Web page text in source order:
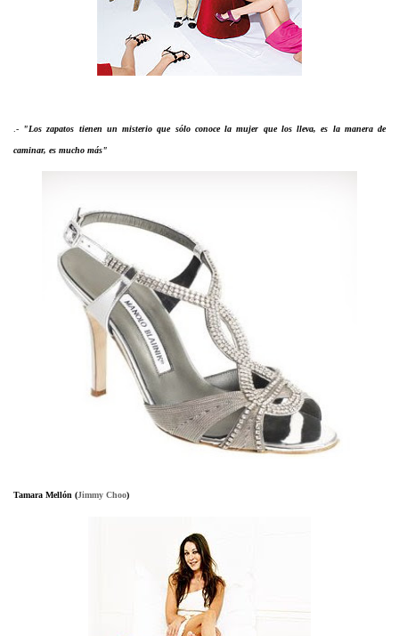
.- "Los zapatos tienen un misterio que sólo conoce la mujer que los lleva, es la manera de
caminar, es mucho más"
Tamara Mellón (Jimmy Choo)